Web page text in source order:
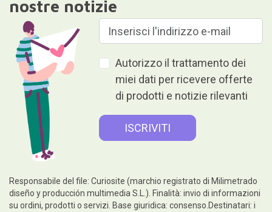
nostre notizie
Autorizzo il trattamento dei
miei dati per ricevere offerte
di prodotti e notizie rilevanti
Responsabile del file: Curiosite (marchio registrato di Milimetrado
diseño y producción multimedia S.L.). Finalità: invio di informazioni
su ordini, prodotti o servizi. Base giuridica: consenso.Destinatari: i